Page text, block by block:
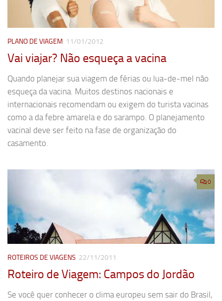
PLANO DE VIAGEM 11/01/2012
Vai viajar? Não esqueça a vacina
Quando planejar sua viagem de férias ou lua-de-mel não
esqueça da vacina. Muitos destinos nacionais e
internacionais recomendam ou exigem do turista vacinas
como a da febre amarela e do sarampo. O planejamento
vacinal deve ser feito na fase de organização do
casamento.
0
ROTEIROS DE VIAGENS 22/11/2011
Roteiro de Viagem: Campos do Jordão
Se você quer conhecer o clima europeu sem sair do Brasil,